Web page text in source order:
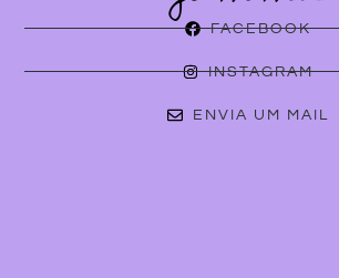
FACEBOOK
INSTAGRAM
ENVIA UM MAIL